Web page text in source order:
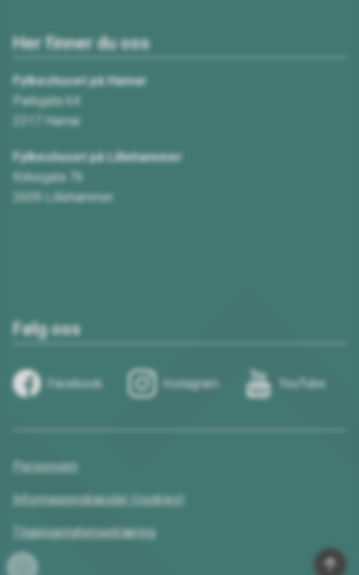
Her finner du oss
Fylkeshuset på Hamar
Parkgata 64
2317 Hamar
Fylkeshuset på Lillehammer
Kirkegata 76
2609 Lillehammer
Følg oss
Facebook Instagram YouTube
Personvern
Informasjonskapsler (cookies)
Tilgjengelighetserklæring
Til